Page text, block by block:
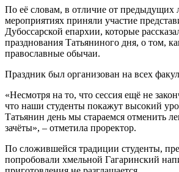
По её словам, в отличие от предыдущих
мероприятиях приняли участие
Дубоссарской епархии, которые
празднования Татьяниного дня, о том,
православные обычаи.
Праздник был организован на всех
«Несмотря на то, что сессия ещё не
что наши студенты покажут высокий
Татьянин день мы стараемся отменить
зачёты», – отметила проректор.
По сложившейся традиции студенты,
попробовали хмельной Гагаринский